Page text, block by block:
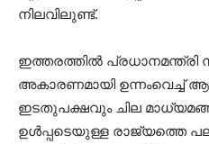
നിലവിലുണ്ട്.
ഇത്തരത്തില്‍ പ്രധാനമന്ത്രി
അകാരണമായി
ഇടതുപക്ഷവും ചില
ഉള്‍പ്പടെയുള്ള രാജ്യത്തെ